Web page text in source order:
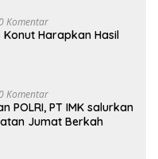
Komentar
Konut Harapkan Hasil
Komentar
POLRI, PT IMK salurkan
Jumat Berkah